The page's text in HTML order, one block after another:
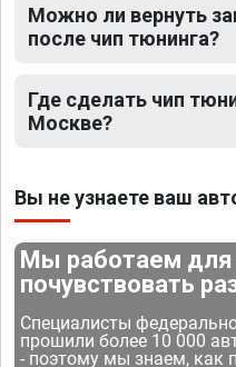
Можно ли вернуть
после чип тюнинга?
Где сделать чип
Москве?
Вы не узнаете ваш
Мы работаем для
почувствовать
Специалисты
прошили более 10 000
- поэтому мы знаем, как